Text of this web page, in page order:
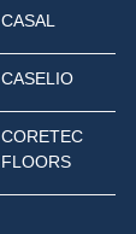
CASAL
CASELIO
CORETEC
FLOORS